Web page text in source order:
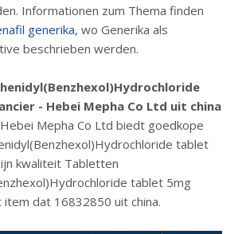
Informationen zum Thema finden
generika, wo Generika als
beschrieben werden.
- Hebei Mepha Co Ltd uit china
Mepha Co Ltd biedt goedkope
tablet
kwaliteit Tabletten
tablet 5mg
dat 16832850 uit china.